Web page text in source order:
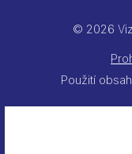
© 2026
Použití